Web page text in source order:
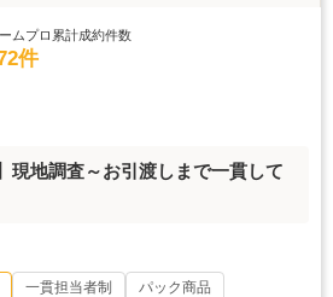
ムプロ累計成約件数
件
現地調査～お引渡しまで一貫して
一貫担当者制
パック商品